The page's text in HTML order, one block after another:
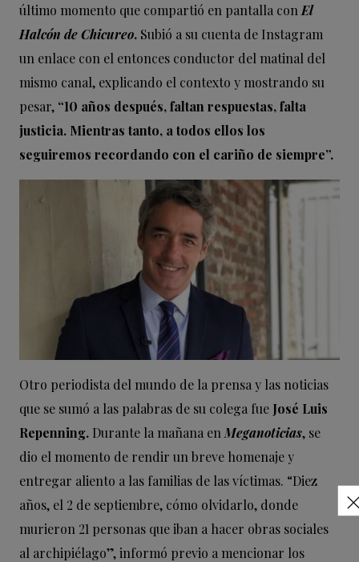
último momento que compartió en pantalla con El
Halcón de Chicureo. Subió a su cuenta de Instagram
un enlace con el entonces conductor del matinal del
mismo canal, explicando el contexto y mostrando su
pesar, “10 años después, faltan respuestas, falta
justicia. Mientras tanto, a todos ellos los
seguiremos recordando con el cariño de siempre”.
Otro periodista del mundo de la prensa y las noticias
que se sumó a las palabras de su colega fue José Luis
Repenning. Durante la mañana en Meganoticias, se
dio el momento de rendir un breve homenaje y
entregar aliento a las familias de las víctimas. “Diez
años, el 2 de septiembre, cómo olvidarlo, donde
murieron 21 personas que iban a hacer obras sociales
al archipiélago”, informó previo a mencionar los